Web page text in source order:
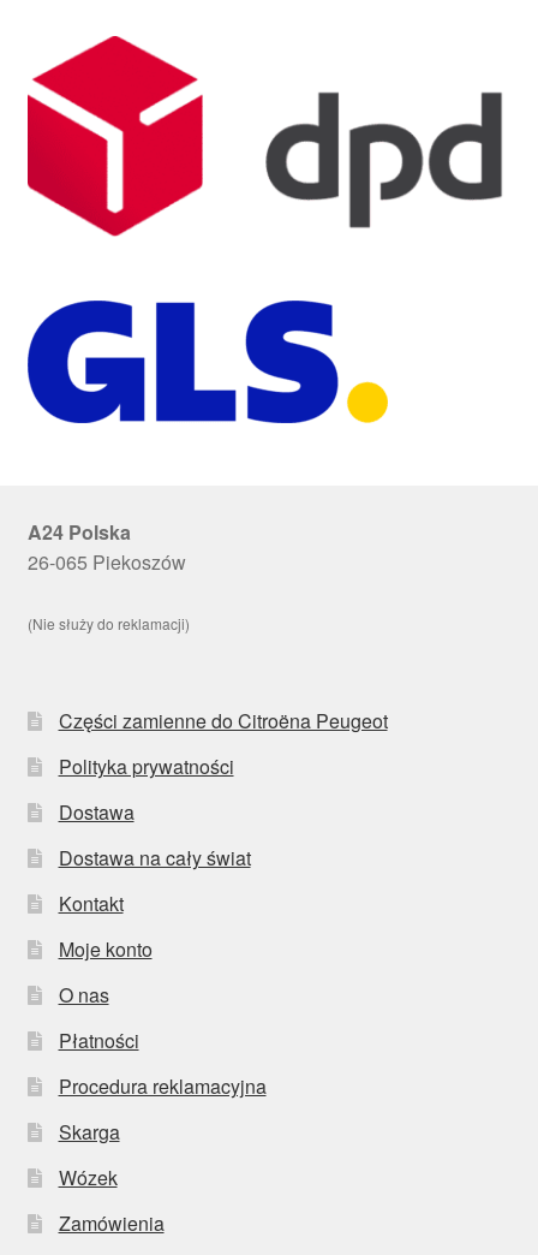
A24 Polska
26-065 Piekoszów
(Nie służy do reklamacji)
Części zamienne do Citroëna Peugeot
Polityka prywatności
Dostawa
Dostawa na cały świat
Kontakt
Moje konto
O nas
Płatności
Procedura reklamacyjna
Skarga
Wózek
Zamówienia